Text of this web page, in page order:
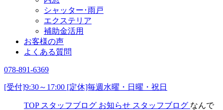
シャッター･雨戸
エクステリア
補助金活用
お客様の声
よくある質問
078-891-6369
[受付]9:30～17:00 [定休]毎週水曜・日曜・祝日
TOP スタッフブログ お知らせ スタッフブログ なんで